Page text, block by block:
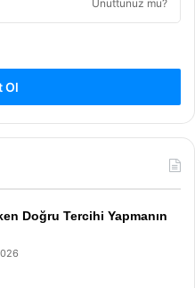
Unuttunuz mu?
Ol
Doğru Tercihi Yapmanın